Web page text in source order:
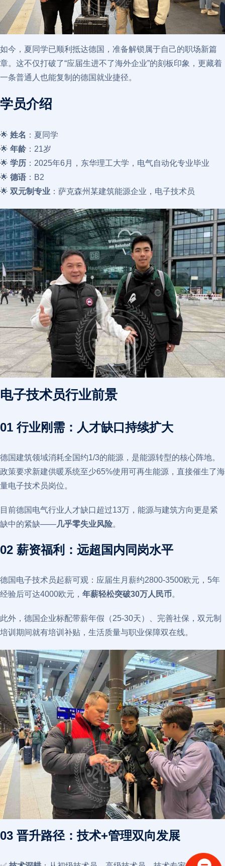
如今，夏同学已顺利抵达德国，准备解锁属于自己的职场新篇
章。这不仅打破了“应届生进不了海外企业”的刻板印象，更藏着
一条普通人也能复制的德国就业捷径。
学员介绍
🌟 姓名 ：夏同学
🌟 年龄：21岁
🌟 学历 ：2025年6月，东华理工大学，电气自动化专业毕业
🌟 德语 ：B2
🌟 双元制专业 ：萨克森州某建筑能源企业，电子技术员
电子技术员行业前景
01 行业刚需：人才缺口持续扩大
德国建筑领域消耗全国约1/3的能源，是能源转型的核心阵地。
政策要求新建供暖系统至少65%使用可再生能源，直接催生了海
量电子技术员岗位。
目前德国电气行业人才缺口超过13万，能源与建筑方向更是紧
缺中的紧缺——几乎零失业风险。
02 薪资福利：远超国内同岗水平
德国电子技术员起薪可观：应届生月薪约2800-3500欧元，5年
经验后可达4000欧元， 年薪轻松突破30万人民币。
此外，德国企业标配带薪年假（25-30天）、完善社保，双元制
培训期间就有培训补贴，生活质量与职业保障双在线。
03 晋升路径：技术+管理双向发展